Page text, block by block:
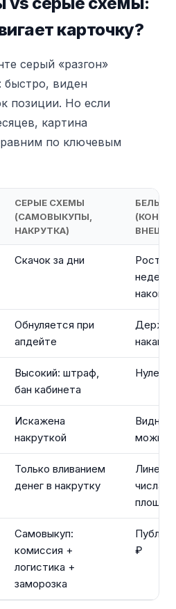
карточку?
серый «разгон»
быстро, виден
позиции. Но если
картина
по ключевым
СЕРЫЕ СХЕМЫ
(САМОВЫКУПЫ,
НАКРУТКА)
БЕЛЫЕ
Скачок за дни
Рост
недель,
Обнуляется при
апдейте
Высокий: штраф,
бан кабинета
Нулевой
Искажена
накруткой
Видна
можно
Только вливанием
денег в накрутку
числа
Самовыкуп:
комиссия +
логистика +
заморозка
₽